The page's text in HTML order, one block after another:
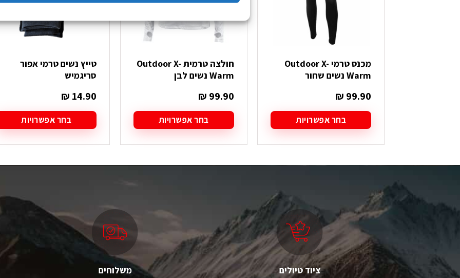
מכנס טרמי Outdoor X-
Warm נשים שחור
₪ 99.90
בחר אפשרויות
למוצר
זה
ניתן
לבחור
את
האפשרויות
בעמוד
המוצר
חולצה טרמית Outdoor X-
Warm נשים לבן
₪ 99.90
בחר אפשרויות
למוצר
זה
את
האפשרויות
בעמוד
המוצר
טייץ נשים טרמי אפור
סריגמיש
₪ 14.90
בחר אפשרויות
למוצר
זה
את
האפשרויות
בעמוד
ציוד טיולים
משלוחים